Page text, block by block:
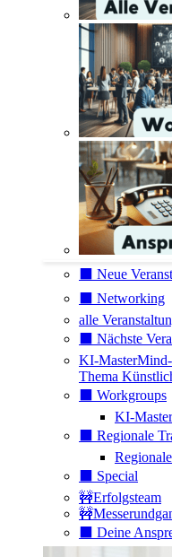
⬛️ Neue
⬛️ Networking
alle
⬛️ Nächste
KI-MasterMind-
Thema
⬛️ Workgroups
KI-
⬛️ Regionale
⬛️ Special
🚧Erfolgsteam
⬛️ Deine